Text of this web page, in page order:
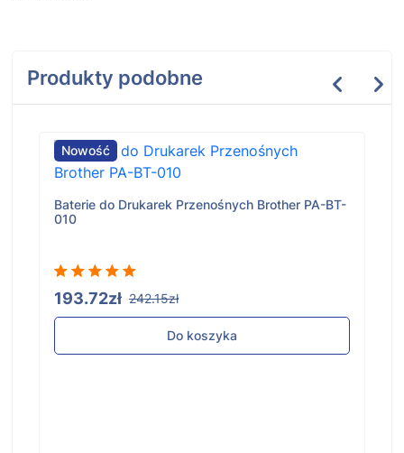
Produkty podobne
Nowość
Baterie do Drukarek Przenośnych Brother PA-BT-
010
193.72zł 242.15zł
Do koszyka